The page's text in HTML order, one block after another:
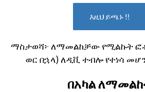
እዚህ ይጫኑ !!
ማስታወሻ፦ ለማመልከቻው የሚልኩት ፎቶ
ወር በኋላ) ለዲቪ ተብሎ የተነሳ
በአካል